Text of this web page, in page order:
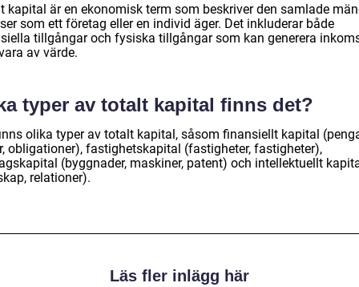
kapital är en ekonomisk term som beskriver den samlade
som ett företag eller en individ äger. Det inkluderar både
tillgångar och fysiska tillgångar som kan generera
av värde.
typer av totalt kapital finns det?
olika typer av totalt kapital, såsom finansiellt kapital
obligationer), fastighetskapital (fastigheter, fastigheter),
(byggnader, maskiner, patent) och intellektuellt
relationer).
Läs fler inlägg här